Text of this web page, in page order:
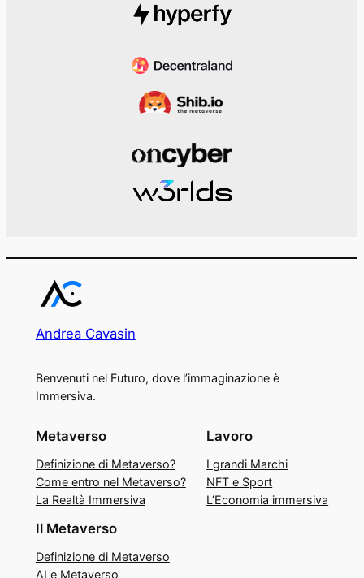
Andrea Cavasin
Benvenuti nel Futuro, dove l’immaginazione è
Immersiva.
Metaverso
Definizione di Metaverso?
Come entro nel Metaverso?
La Realtà Immersiva
Lavoro
I grandi Marchi
NFT e Sport
L’Economia immersiva
Il Metaverso
Definizione di Metaverso
AI e Metaverso